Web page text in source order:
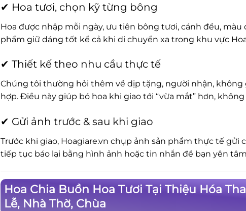
✔ Hoa tươi, chọn kỹ từng bông
Hoa được nhập mỗi ngày, ưu tiên bông tươi, cánh đều,
phẩm giữ dáng tốt kể cả khi di chuyển xa trong khu vực Hoa
✔ Thiết kế theo nhu cầu thực tế
Chúng tôi thường hỏi thêm về dịp tặng, người nhận,
hợp. Điều này giúp bó hoa khi giao tới “vừa mắt” hơn,
✔ Gửi ảnh trước & sau khi giao
Trước khi giao, Hoagiare.vn chụp ảnh sản phẩm thực tế gửi
tiếp tục báo lại bằng hình ảnh hoặc tin nhắn để bạn yên
Hoa Chia Buồn Hoa Tươi Tại Thiệu Hóa
Lễ, Nhà Thờ, Chùa